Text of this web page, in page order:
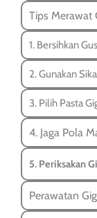
Tips Merawat
1. Bersihkan
2. Gunakan
3. Pilih Pasta
4. Jaga Pola
5. Periksakan
Perawatan